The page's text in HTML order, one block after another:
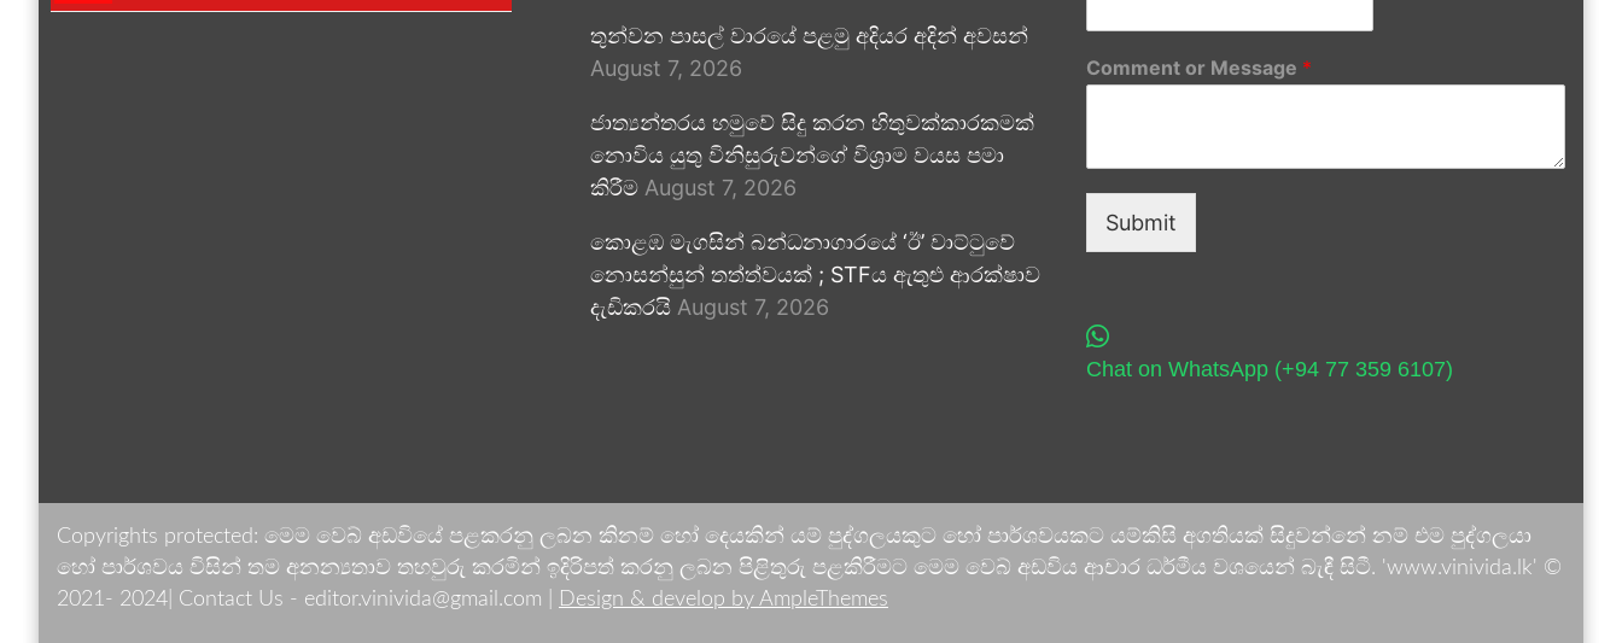
තුන්වන පාසල් වාරයේ පළමු අදියර අදින් අවසන්
August 7, 2026
ජාත්‍යන්තරය හමුවේ සිදු කරන හිතුවක්කාරකමක්
නොවිය යුතු විනිසුරුවන්ගේ විශ්‍රාම වයස පමා
කිරීම August 7, 2026
කොළඹ මැගසින් බන්ධනාගාරයේ ‘ඊ’ වාට්ටුවේ
නොසන්සුන් තත්ත්වයක් ; STFය ඇතුළු ආරක්ෂාව
දැඩිකරයි August 7, 2026
Comment or Message *
Submit
Chat on WhatsApp (+94 77 359 6107)
Copyrights protected: මෙම වෙබ් අඩවියේ පළකරනු ලබන කිනම් හෝ දෙයකින් යම් පුද්ගලයකුට හෝ පාර්ශවයකට යම්කිසි අගතියක් සිදුවන්නේ නම් එම පුද්ගලයා
හෝ පාර්ශවය විසින් තම අනන්‍යතාව තහවුරු කරමින් ඉදිරිපත් කරනු ලබන පිළිතුරු පළකිරීමට මෙම වෙබ් අඩවිය ආචාර ධර්මීය වශයෙන් බැඳී සිටී. 'www.vinivida.lk' ©
2021- 2024| Contact Us - editor.vinivida@gmail.com |
Design & develop by AmpleThemes